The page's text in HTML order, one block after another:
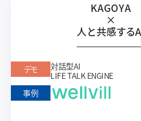
KAGOYA
×
人と共感する
デモ 対話型AI
LIFE TALK ENGINE
事例